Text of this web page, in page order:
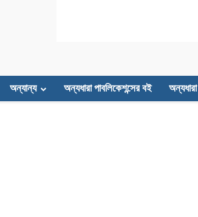
অন্যান্য অন্যধারা পাবলিকেশন্সের বই অন্যধারা